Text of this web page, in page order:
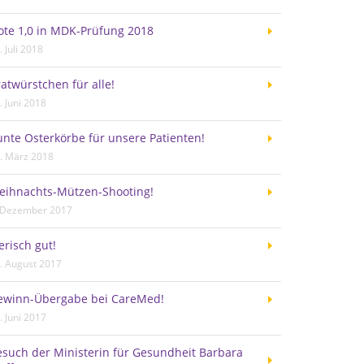
1,0 in MDK-Prüfung 2018
Juli 2018
für alle!
Juni 2018
Osterkörbe für unsere Patienten!
März 2018
Mützen-Shooting!
2017
gut!
August 2017
Übergabe bei CareMed!
Juni 2017
der Ministerin für Gesundheit Barbara